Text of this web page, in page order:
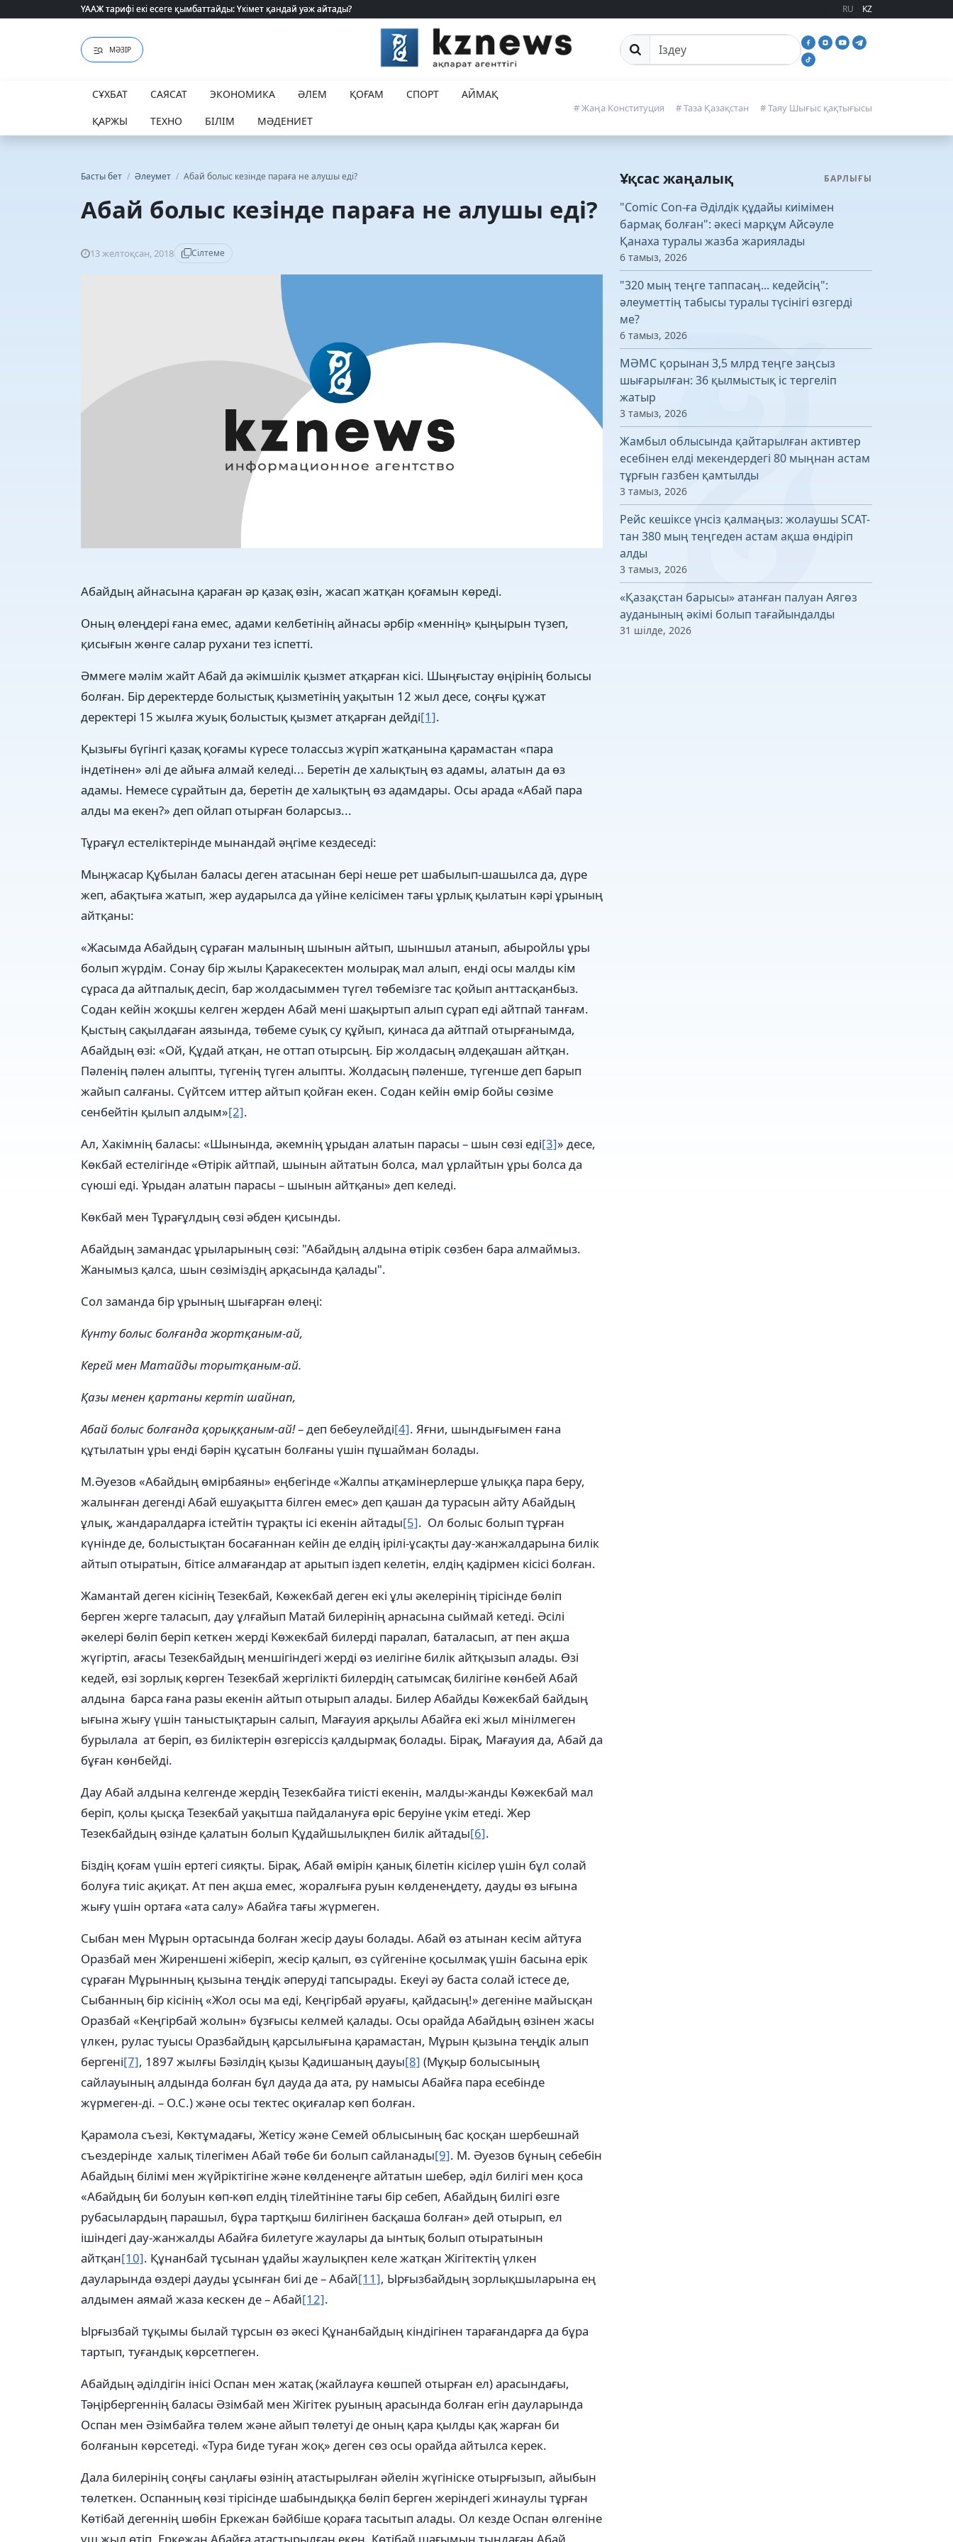
ҮААЖ тарифі екі есеге қымбаттайды: Үкімет қандай уәж айтады?
ҮААЖ тарифі екі есеге қымбаттайды: Үкімет қандай уәж айтады? RU KZ
МӘЗІР Сайттан іздеу
СҰХБАТ САЯСАТ ЭКОНОМИКА ӘЛЕМ ҚОҒАМ СПОРТ
АЙМАҚ
ҚАРЖЫ
ТЕХНО БІЛІМ МӘДЕНИЕТ
# Жаңа Конституция # Таза Қазақстан # Таяу Шығыс қақтығысы
Басты бет / Әлеумет / Абай болыс кезінде параға не алушы еді?
Абай болыс кезінде параға не алушы еді?
13 желтоқсан, 2018 Сілтеме
Абайдың айнасына қараған әр қазақ өзін, жасап жатқан қоғамын көреді.
Оның өлеңдері ғана емес, адами келбетінің айнасы әрбір «меннің» қыңырын түзеп,
қисығын жөнге салар рухани тез іспетті.
Әммеге мәлім жайт Абай да әкімшілік қызмет атқарған кісі. Шыңғыстау өңірінің болысы
болған. Бір деректерде болыстық қызметінің уақытын 12 жыл десе, соңғы құжат
деректері 15 жылға жуық болыстық қызмет атқарған дейді[1].
Қызығы бүгінгі қазақ қоғамы күресе толассыз жүріп жатқанына қарамастан «пара
індетінен» әлі де айыға алмай келеді... Беретін де халықтың өз адамы, алатын да өз
адамы. Немесе сұрайтын да, беретін де халықтың өз адамдары. Осы арада «Абай пара
алды ма екен?» деп ойлап отырған боларсыз...
Тұрағұл естеліктерінде мынандай әңгіме кездеседі:
Мыңжасар Құбылан баласы деген атасынан бері неше рет шабылып-шашылса да, дүре
жеп, абақтыға жатып, жер аударылса да үйіне келісімен тағы ұрлық қылатын кәрі ұрының
айтқаны:
«Жасымда Абайдың сұраған малының шынын айтып, шыншыл атанып, абыройлы ұры
болып жүрдім. Сонау бір жылы Қаракесектен молырақ мал алып, енді осы малды кім
сұраса да айтпалық десіп, бар жолдасыммен түгел төбемізге тас қойып анттасқанбыз.
Содан кейін жоқшы келген жерден Абай мені шақыртып алып сұрап еді айтпай танғам.
Қыстың сақылдаған аязында, төбеме суық су құйып, қинаса да айтпай отырғанымда,
Абайдың өзі: «Ой, Құдай атқан, не оттап отырсың. Бір жолдасың әлдеқашан айтқан.
Пәленің пәлен алыпты, түгенің түген алыпты. Жолдасың пәленше, түгенше деп барып
жайып салғаны. Сүйтсем иттер айтып қойған екен. Содан кейін өмір бойы сөзіме
сенбейтін қылып алдым»[2].
Ал, Хакімнің баласы: «Шынында, әкемнің ұрыдан алатын парасы – шын сөзі еді[3]» десе,
Көкбай естелігінде «Өтірік айтпай, шынын айтатын болса, мал ұрлайтын ұры болса да
сүюші еді. Ұрыдан алатын парасы – шынын айтқаны» деп келеді.
Көкбай мен Тұрағұлдың сөзі әбден қисынды.
Абайдың замандас ұрыларының сөзі: "Абайдың алдына өтірік сөзбен бара алмаймыз.
Жанымыз қалса, шын сөзіміздің арқасында қалады".
Сол заманда бір ұрының шығарған өлеңі:
Күнту болыс болғанда жортқаным-ай,
Керей мен Матайды торытқаным-ай.
Қазы менен қартаны кертіп шайнап,
Абай болыс болғанда қорыққаным-ай!– деп бебеулейді[4]. Яғни, шындығымен ғана
құтылатын ұры енді бәрін құсатын болғаны үшін пұшайман болады.
М.Әуезов «Абайдың өмірбаяны» еңбегінде «Жалпы атқамінерлерше ұлыққа пара беру,
жалынған дегенді Абай ешуақытта білген емес» деп қашан да турасын айту Абайдың
ұлық, жандаралдарға істейтін тұрақты ісі екенін айтады[5]. Ол болыс болып тұрған
күнінде де, болыстықтан босағаннан кейін де елдің ірілі-ұсақты дау-жанжалдарына билік
айтып отыратын, бітісе алмағандар ат арытып іздеп келетін, елдің қадірмен кісісі болған.
Жамантай деген кісінің Тезекбай, Көжекбай деген екі ұлы әкелерінің тірісінде бөліп
берген жерге таласып, дау ұлғайып Матай билерінің арнасына сыймай кетеді. Әсілі
әкелері бөліп беріп кеткен жерді Көжекбай билерді паралап, баталасып, ат пен ақша
жүгіртіп, ағасы Тезекбайдың меншігіндегі жерді өз иелігіне билік айтқызып алады. Өзі
кедей, өзі зорлық көрген Тезекбай жергілікті билердің сатымсақ билігіне көнбей Абай
алдына барса ғана разы екенін айтып отырып алады. Билер Абайды Көжекбай байдың
ығына жығу үшін таныстықтарын салып, Мағауия арқылы Абайға екі жыл мінілмеген
бурылала ат беріп, өз биліктерін өзгеріссіз қалдырмақ болады. Бірақ, Мағауия да, Абай да
бұған көнбейді.
Дау Абай алдына келгенде жердің Тезекбайға тиісті екенін, малды-жанды Көжекбай мал
беріп, қолы қысқа Тезекбай уақытша пайдалануға өріс беруіне үкім етеді. Жер
Тезекбайдың өзінде қалатын болып Құдайшылықпен билік айтады[6].
Біздің қоғам үшін ертегі сияқты. Бірақ, Абай өмірін қанық білетін кісілер үшін бұл солай
болуға тиіс ақиқат. Ат пен ақша емес, жоралғыға руын көлденеңдету, дауды өз ығына
жығу үшін ортаға «ата салу» Абайға тағы жүрмеген.
Сыбан мен Мұрын ортасында болған жесір дауы болады. Абай өз атынан кесім айтуға
Оразбай мен Жиреншені жіберіп, жесір қалып, өз сүйгеніне қосылмақ үшін басына ерік
сұраған Мұрынның қызына теңдік әперуді тапсырады. Екеуі әу баста солай істесе де,
Сыбанның бір кісінің «Жол осы ма еді, Кеңгірбай әруағы, қайдасың!» дегеніне майысқан
Оразбай «Кеңгірбай жолын» бұзғысы келмей қалады. Осы орайда Абайдың өзінен жасы
үлкен, рулас туысы Оразбайдың қарсылығына қарамастан, Мұрын қызына теңдік алып
бергені[7], 1897 жылғы Бәзілдің қызы Қадишаның дауы[8] (Мұқыр болысының
сайлауының алдында болған бұл дауда да ата, ру намысы Абайға пара есебінде
жүрмеген-ді. – О.С.) және осы тектес оқиғалар көп болған.
Қарамола съезі, Көктұмадағы, Жетісу және Семей облысының бас қосқан шербешнай
съездерінде халық тілегімен Абай төбе би болып сайланады[9]. М. Әуезов бұның себебін
Абайдың білімі мен жүйріктігіне және көлденеңге айтатын шебер, әділ билігі мен қоса
«Абайдың би болуын көп-көп елдің тілейтініне тағы бір себеп, Абайдың билігі өзге
рубасылардың парашыл, бұра тартқыш билігінен басқаша болған» дей отырып, ел
ішіндегі дау-жанжалды Абайға билетуге жаулары да ынтық болып отыратынын
айтқан[10]. Құнанбай тұсынан ұдайы жаулықпен келе жатқан Жігітектің үлкен
дауларында өздері дауды ұсынған биі де – Абай[11], Ырғызбайдың зорлықшыларына ең
алдымен аямай жаза кескен де – Абай[12].
Ырғызбай тұқымы былай тұрсын өз әкесі Құнанбайдың кіндігінен тарағандарға да бұра
тартып, туғандық көрсетпеген.
Абайдың әділдігін інісі Оспан мен жатақ (жайлауға көшпей отырған ел) арасындағы,
Тәңірбергеннің баласы Әзімбай мен Жігітек руының арасында болған егін дауларында
Оспан мен Әзімбайға төлем және айып төлетуі де оның қара қылды қақ жарған би
болғанын көрсетеді. «Тура биде туған жоқ» деген сөз осы орайда айтылса керек.
Дала билерінің соңғы саңлағы өзінің атастырылған әйелін жүгініске отырғызып, айыбын
төлеткен. Оспанның көзі тірісінде шабындыққа бөліп берген жеріндегі жинаулы тұрған
Көтібай дегеннің шөбін Еркежан бәйбіше қораға тасытып алады. Ол кезде Оспан өлгеніне
Ұқсас жаңалық БАРЛЫҒЫ
"Comic Con-ға Әділдік құдайы киімімен
бармақ болған": әкесі марқұм Айсәуле
Қанаха туралы жазба жариялады
6 тамыз, 2026
"320 мың теңге таппасаң... кедейсің":
әлеуметтің табысы туралы түсінігі өзгерді
ме?
6 тамыз, 2026
МӘМС қорынан 3,5 млрд теңге заңсыз
шығарылған: 36 қылмыстық іс тергеліп
жатыр
3 тамыз, 2026
Жамбыл облысында қайтарылған активтер
есебінен елді мекендердегі 80 мыңнан астам
тұрғын газбен қамтылды
3 тамыз, 2026
Рейс кешіксе үнсіз қалмаңыз: жолаушы SCAT-
тан 380 мың теңгеден астам ақша өндіріп
алды
3 тамыз, 2026
«Қазақстан барысы» атанған палуан Аягөз
ауданының әкімі болып тағайындалды
31 шілде, 2026